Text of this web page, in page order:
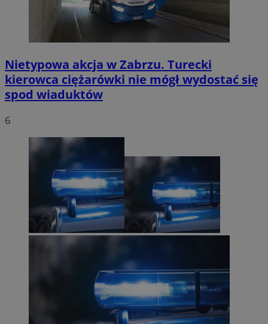
Nietypowa akcja w Zabrzu. Turecki
kierowca ciężarówki nie mógł wydostać się
spod wiaduktów
6